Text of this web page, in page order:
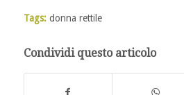
Tags: donna rettile
Condividi questo articolo